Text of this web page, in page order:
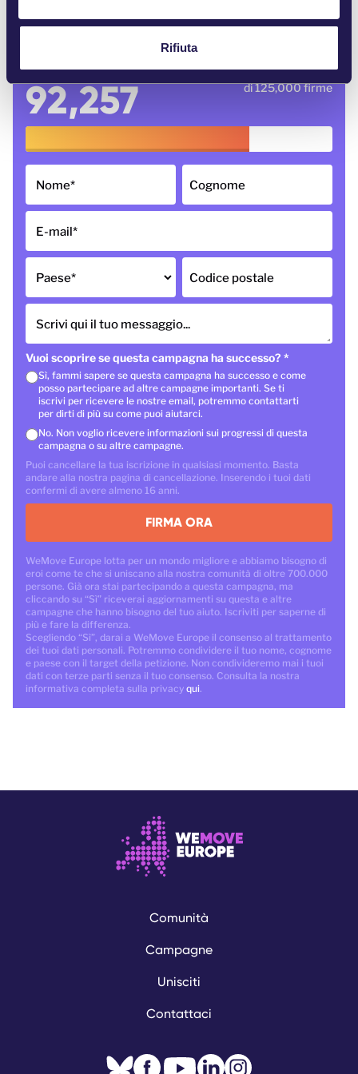
Rifiuta
92,257 di 125,000 firme
Nome* Cognome
E-mail*
Paese* Codice postale
Scrivi qui il tuo messaggio...
Vuoi scoprire se questa campagna ha successo? *
Sì, fammi sapere se questa campagna ha successo e come
posso partecipare ad altre campagne importanti. Se ti
iscrivi per ricevere le nostre email, potremmo contattarti
per dirti di più su come puoi aiutarci.
No. Non voglio ricevere informazioni sui progressi di questa
campagna o su altre campagne.
Puoi cancellare la tua iscrizione in qualsiasi momento. Basta
andare alla nostra pagina di cancellazione. Inserendo i tuoi dati
confermi di avere almeno 16 anni.
FIRMA ORA
WeMove Europe lotta per un mondo migliore e abbiamo bisogno di
eroi come te che si uniscano alla nostra comunità di oltre 700.000
persone. Già ora stai partecipando a questa campagna, ma
cliccando su “Sì” riceverai aggiornamenti su questa e altre
campagne che hanno bisogno del tuo aiuto. Iscriviti per saperne di
più e fare la differenza.
Scegliendo “Sì”, darai a WeMove Europe il consenso al trattamento
dei tuoi dati personali. Potremmo condividere il tuo nome, cognome
e paese con il target della petizione. Non condivideremo mai i tuoi
dati con terze parti senza il tuo consenso. Consulta la nostra
informativa completa sulla privacy qui.
Comunità
Campagne
Unisciti
Contattaci